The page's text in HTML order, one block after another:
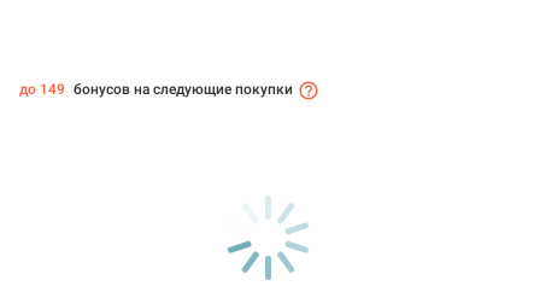
до 149 бонусов на следующие покупки